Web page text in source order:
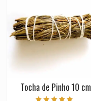
Tocha de Pinho 10 cm